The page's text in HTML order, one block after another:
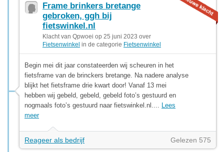
Frame brinkers bretange
gebroken, ggh bij
fietswinkel.nl
Klacht van Qpwoei op 25 juni 2023 over
Fietsenwinkel in de categorie Fietsenwinkel
Begin mei dit jaar constateerden wij scheuren in het
fietsframe van de brinckers bretange. Na nadere analyse
blijkt het fietsframe drie kwart door! Vanaf 13 mei
hebben wij gebeld, gebeld, gebeld foto’s gestuurd en
nogmaals foto’s gestuurd naar fietswinkel.nl.... Lees
meer
Reageer als bedrijf Gelezen 575